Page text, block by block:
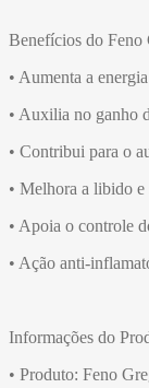
Benefícios do Feno
• Aumenta a
• Auxilia no ganho
• Contribui para o
• Melhora a libido e
• Apoia o controle
• Ação anti-
Informações do
• Produto: Feno